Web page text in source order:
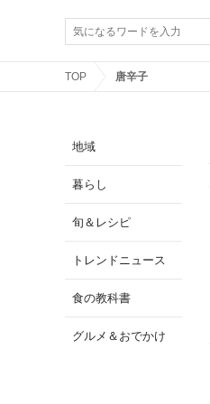
TOP 唐辛子
地域
暮らし
旬＆レシピ
トレンドニュース
食の教科書
グルメ＆おでかけ